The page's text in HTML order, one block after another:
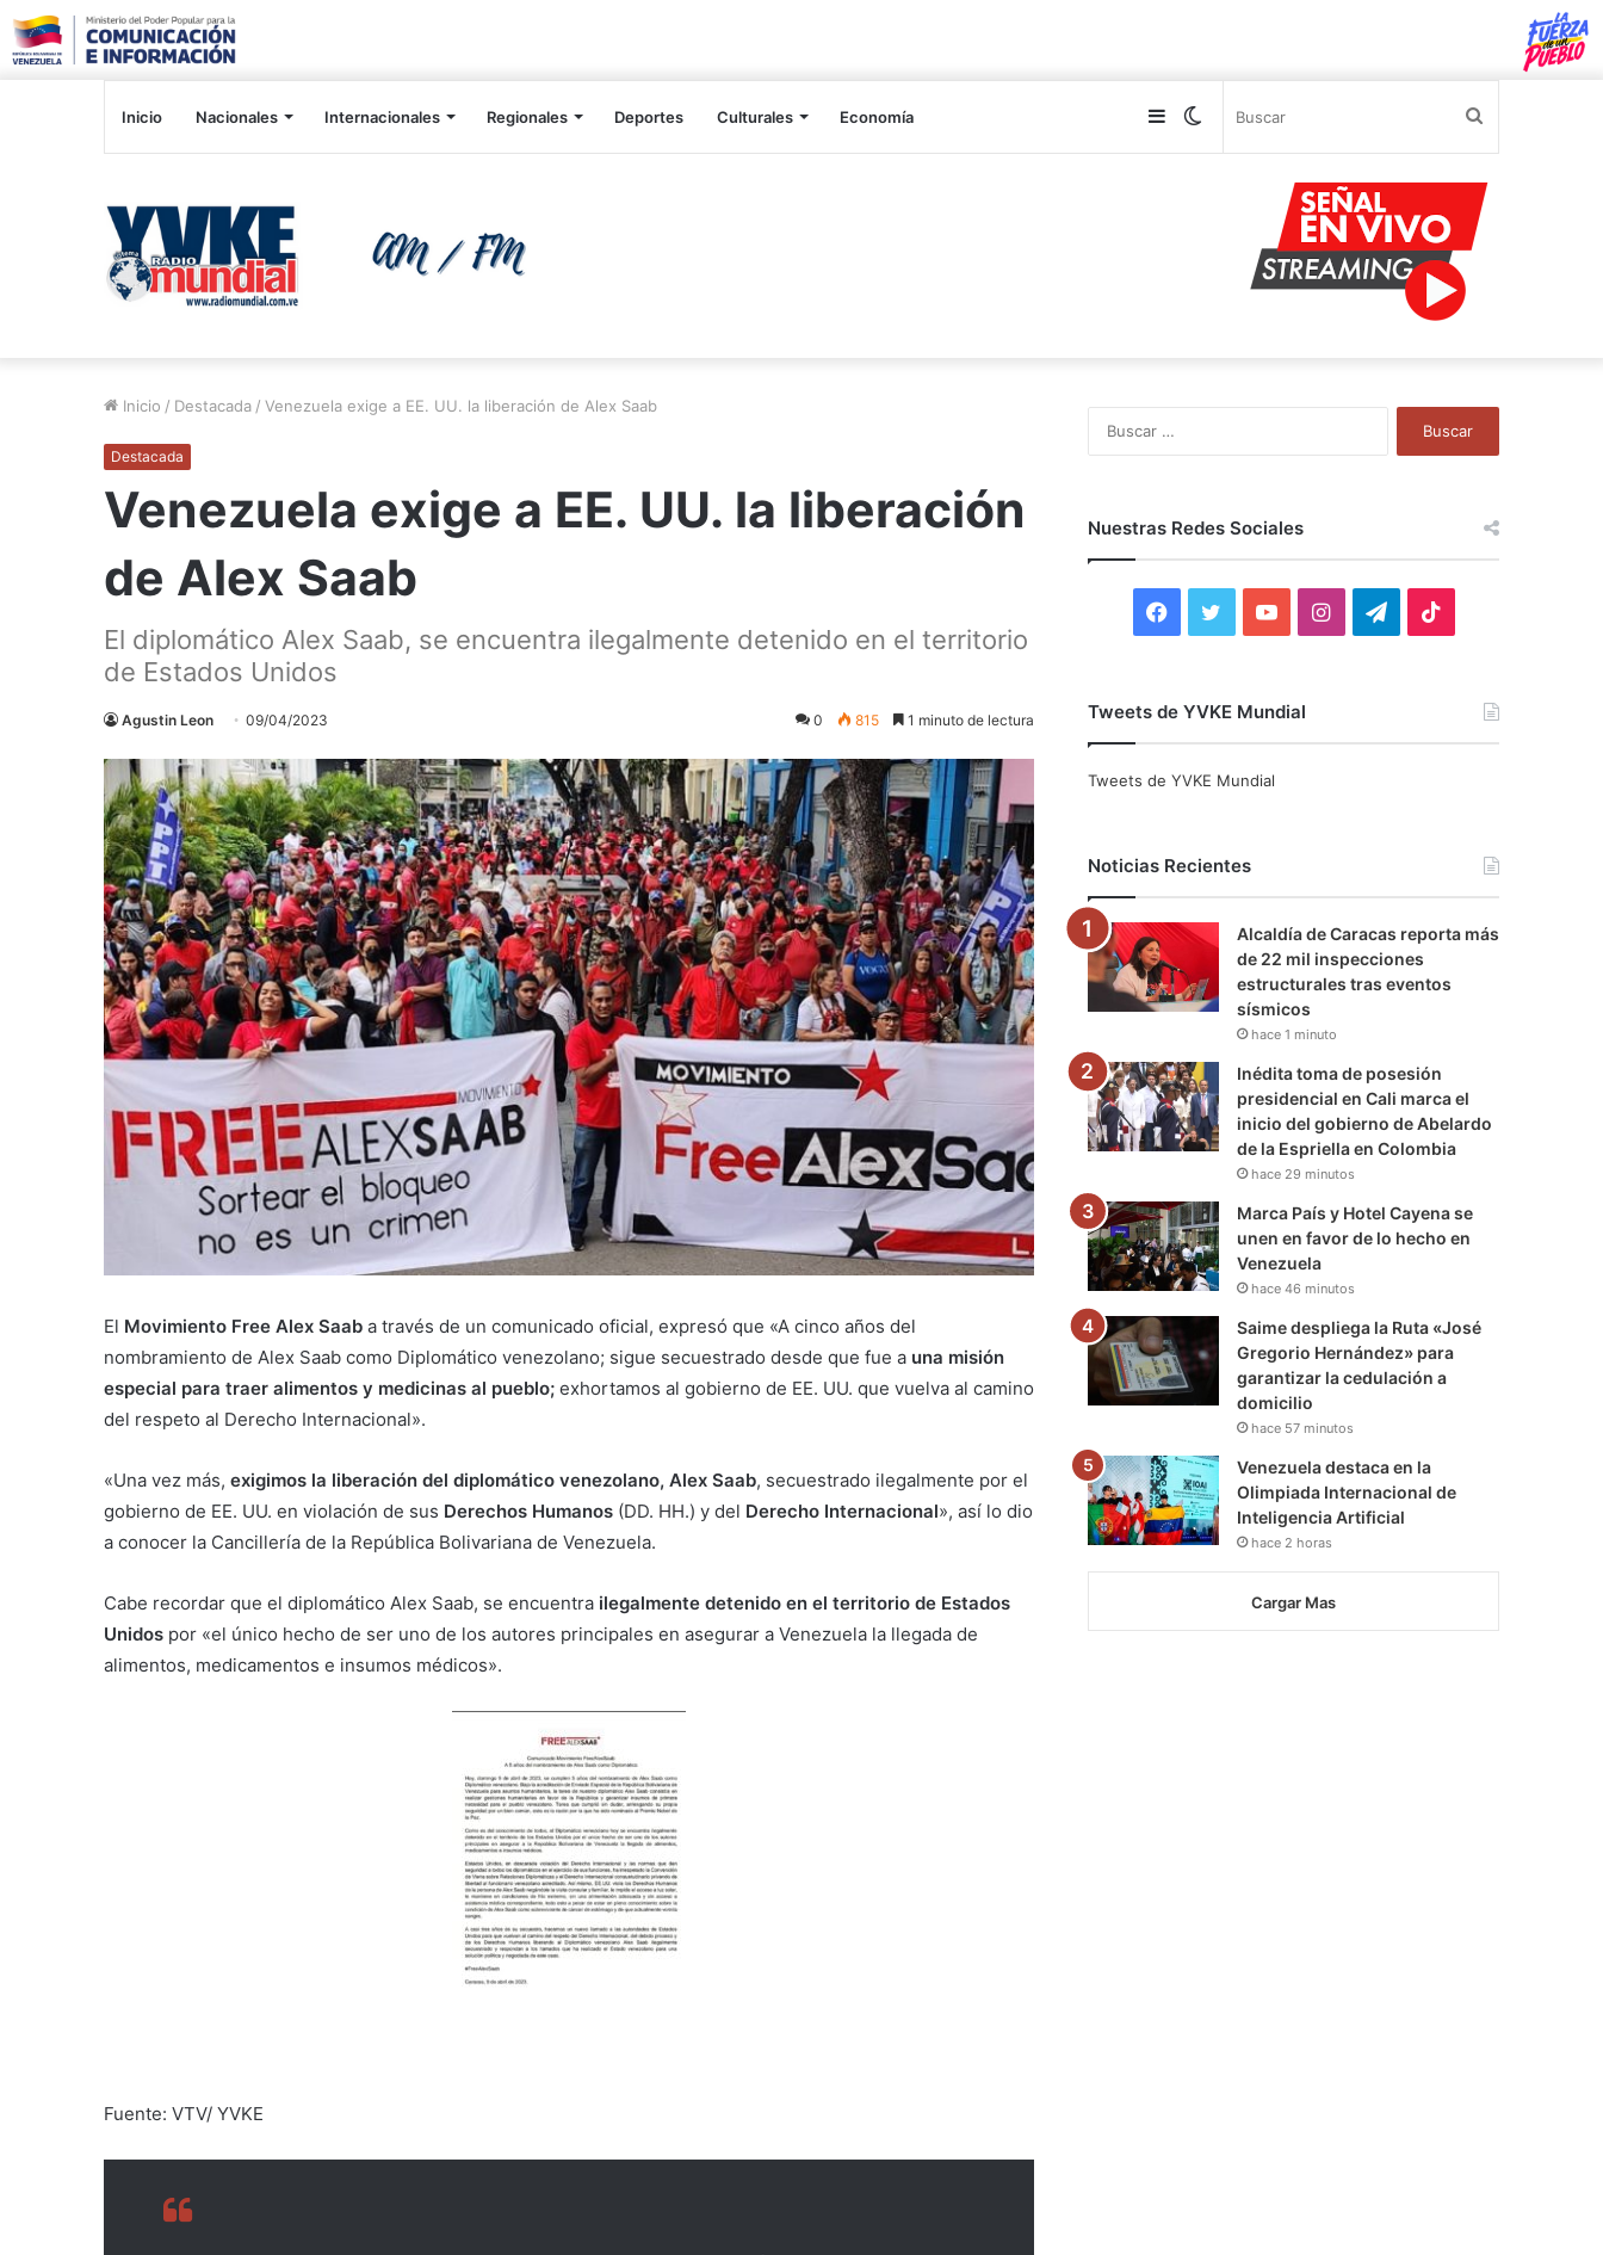
Inicio Nacionales Internacionales Regionales Deportes Culturales Economía Switch
Sidebar
Inicio / Destacada / Venezuela exige a EE. UU. la liberación de Alex Saab
Destacada
Venezuela exige a EE. UU. la liberación
de Alex Saab
El diplomático Alex Saab, se encuentra ilegalmente detenido en el territorio
de Estados Unidos
Agustin Leon 09/04/2023 0 815 1 minuto de lectura
El Movimiento Free Alex Saab a través de un comunicado oficial, expresó que «A cinco años del
nombramiento de Alex Saab como Diplomático venezolano; sigue secuestrado desde que fue a una misión
especial para traer alimentos y medicinas al pueblo; exhortamos al gobierno de EE. UU. que vuelva al camino
del respeto al Derecho Internacional».
«Una vez más, exigimos la liberación del diplomático venezolano, Alex Saab, secuestrado ilegalmente por el
gobierno de EE. UU. en violación de sus Derechos Humanos (DD. HH.) y del Derecho Internacional», así lo dio
a conocer la Cancillería de la República Bolivariana de Venezuela.
Cabe recordar que el diplomático Alex Saab, se encuentra ilegalmente detenido en el territorio de Estados
Unidos por «el único hecho de ser uno de los autores principales en asegurar a Venezuela la llegada de
alimentos, medicamentos e insumos médicos».
Fuente: VTV/ YVKE
Nuestras Redes Sociales
F
c
o
i
r
Y
u
e
I
r
a
m
T
a
m
Tweets de YVKE Mundial
Tweets de YVKE Mundial
Noticias Recientes
Alcaldía de Caracas reporta más
de 22 mil inspecciones
estructurales tras eventos
sísmicos
hace 1 minuto
Inédita toma de posesión
presidencial en Cali marca el
inicio del gobierno de Abelardo
de la Espriella en Colombia
hace 29 minutos
Marca País y Hotel Cayena se
unen en favor de lo hecho en
Venezuela
hace 46 minutos
Saime despliega la Ruta «José
Gregorio Hernández» para
garantizar la cedulación a
domicilio
hace 57 minutos
Venezuela destaca en la
Olimpiada Internacional de
Inteligencia Artificial
hace 2 horas
Cargar Mas